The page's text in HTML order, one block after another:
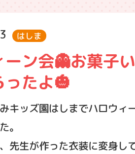
はしま
ーン会👻お菓子
たよ🎃
キッズ園はしまでハロウィ
。
先生が作った衣装に変身し